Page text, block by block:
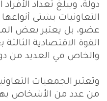
دولة، ويبلغ تعداد
عضو، بل يعتبر بعض
القوة الاقتصادية
والخاص في العديد من
وتعتبر الجمعيات
من عدد من الأشخاص